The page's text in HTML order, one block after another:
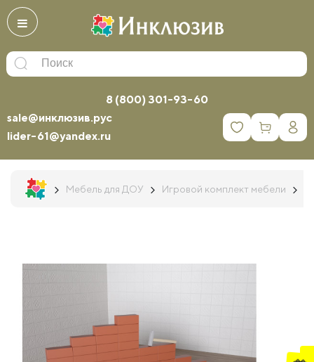
8 (800) 301-93-60
sale@инклюзив.рус
lider-61@yandex.ru
0
Мебель для ДОУ Игровой комплект мебели